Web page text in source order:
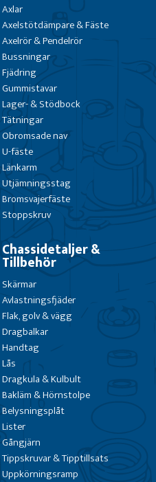
Axlar
Axelstötdämpare & Fäste
Axelrör & Pendelrör
Bussningar
Fjädring
Gummistavar
Lager- & Stödbock
Tätningar
Obromsade nav
U-fäste
Länkarm
Utjämningsstag
Bromsvajerfäste
Stoppskruv
Chassidetaljer &
Tillbehör
Skärmar
Avlastningsfjäder
Flak, golv & vägg
Dragbalkar
Handtag
Lås
Dragkula & Kulbult
Bakläm & Hörnstolpe
Belysningsplåt
Lister
Gångjärn
Tippskruvar & Tipptillsats
Uppkörningsramp